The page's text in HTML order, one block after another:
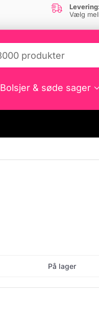
Vælg
Bolsjer & søde sager
På lager